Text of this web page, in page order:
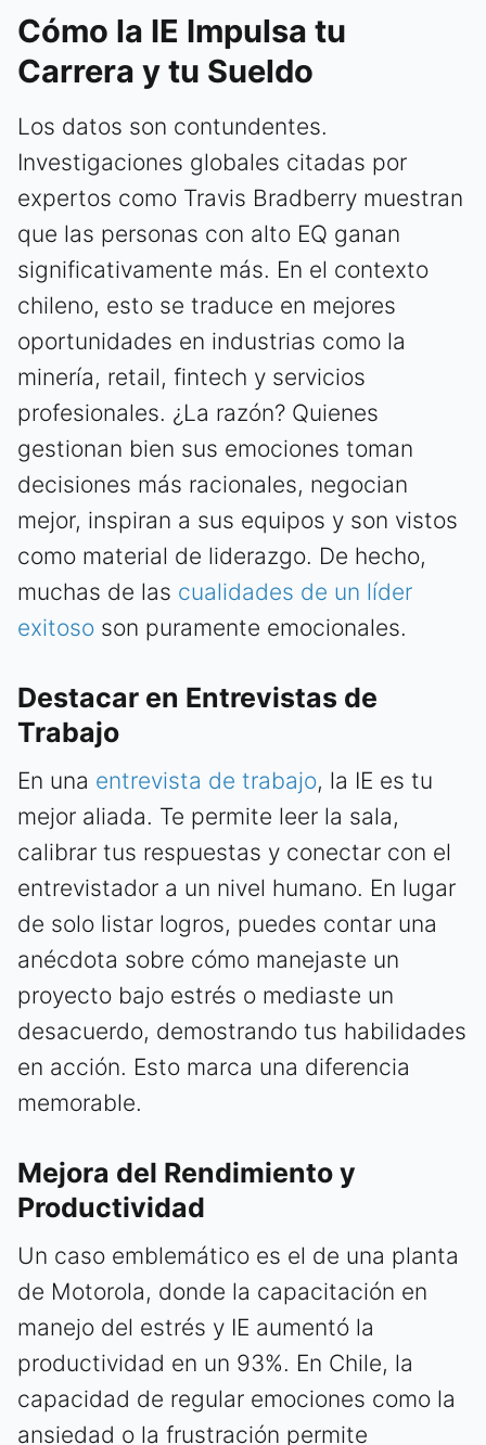
Cómo la IE Impulsa tu
Carrera y tu Sueldo
Los datos son contundentes.
Investigaciones globales citadas por
expertos como Travis Bradberry muestran
que las personas con alto EQ ganan
significativamente más. En el contexto
chileno, esto se traduce en mejores
oportunidades en industrias como la
minería, retail, fintech y servicios
profesionales. ¿La razón? Quienes
gestionan bien sus emociones toman
decisiones más racionales, negocian
mejor, inspiran a sus equipos y son vistos
como material de liderazgo. De hecho,
muchas de las cualidades de un líder
exitoso son puramente emocionales.
Destacar en Entrevistas de
Trabajo
En una entrevista de trabajo, la IE es tu
mejor aliada. Te permite leer la sala,
calibrar tus respuestas y conectar con el
entrevistador a un nivel humano. En lugar
de solo listar logros, puedes contar una
anécdota sobre cómo manejaste un
proyecto bajo estrés o mediaste un
desacuerdo, demostrando tus habilidades
en acción. Esto marca una diferencia
memorable.
Mejora del Rendimiento y
Productividad
Un caso emblemático es el de una planta
de Motorola, donde la capacitación en
manejo del estrés y IE aumentó la
productividad en un 93%. En Chile, la
capacidad de regular emociones como la
ansiedad o la frustración permite